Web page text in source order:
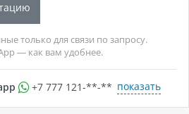
только для связи по запросу.
— как вам удобнее.
+7 777 121-**-** показать